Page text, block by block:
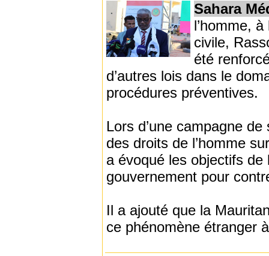
Sahara
l’homme,
civile,
été
d’autres lois dans le
procédures préventives.
Lors d’une campagne
des droits de l’homme
a évoqué les objectifs de
gouvernement pour
Il a ajouté que la
ce phénomène étranger